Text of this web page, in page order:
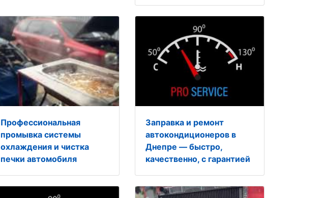
Профессиональная
промывка системы
охлаждения и чистка
печки автомобиля
Заправка и ремонт
автокондиционеров в
Днепре — быстро,
качественно, с гарантией